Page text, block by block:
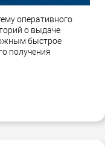
оперативного
о выдаче
быстрое
получения